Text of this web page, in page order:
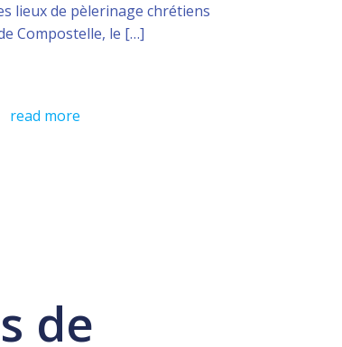
lieux de pèlerinage chrétiens
Compostelle, le […]
read more
de